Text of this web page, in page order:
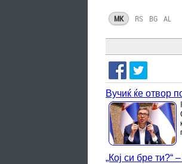
MK RS BG AL
Вучиќ ќе отвор
„Кој си бре ти?“